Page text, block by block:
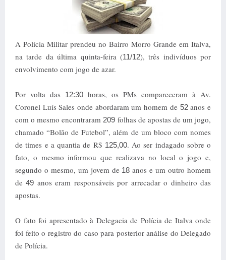
A Polícia Militar prendeu no Bairro Morro Grande em Italva,
na tarde da última quinta-feira (11/12), três indivíduos por
envolvimento com jogo de azar.
Por volta das 12:30 horas, os PMs compareceram à Av.
Coronel Luís Sales onde abordaram um homem de 52anos e
com o mesmo encontraram209 folhas de apostas de um jogo,
chamado “Bolão de Futebol”, além de um bloco com nomes
de times e a quantia de R$ 125,00. Ao ser indagado sobre o
fato, o mesmo informou que realizava no local o jogo e,
segundo o mesmo, um jovem de 18 anos e um outro homem
de49 anos eram responsáveis por arrecadar o dinheiro das
apostas.
O fato foi apresentado à Delegacia de Polícia de Italva onde
foi feito o registro do caso para posterior análise do Delegado
de Polícia.